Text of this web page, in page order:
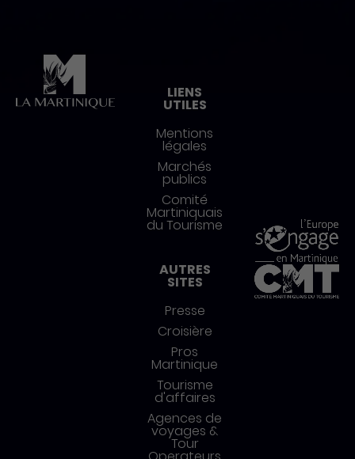
LIENS
UTILES
Mentions
légales
Marchés
publics
Comité
Martiniquais
du Tourisme
AUTRES
SITES
Presse
Croisière
Pros
Martinique
Tourisme
d'affaires
Agences de
voyages &
Tour